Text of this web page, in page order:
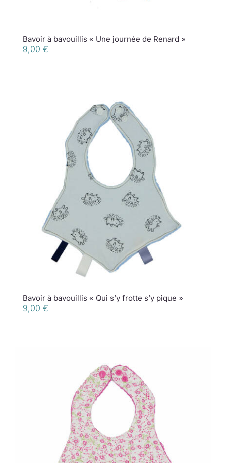
Bavoir à bavouillis « Une journée de Renard »
9,00 €
Bavoir à bavouillis « Qui s’y frotte s’y pique »
9,00 €